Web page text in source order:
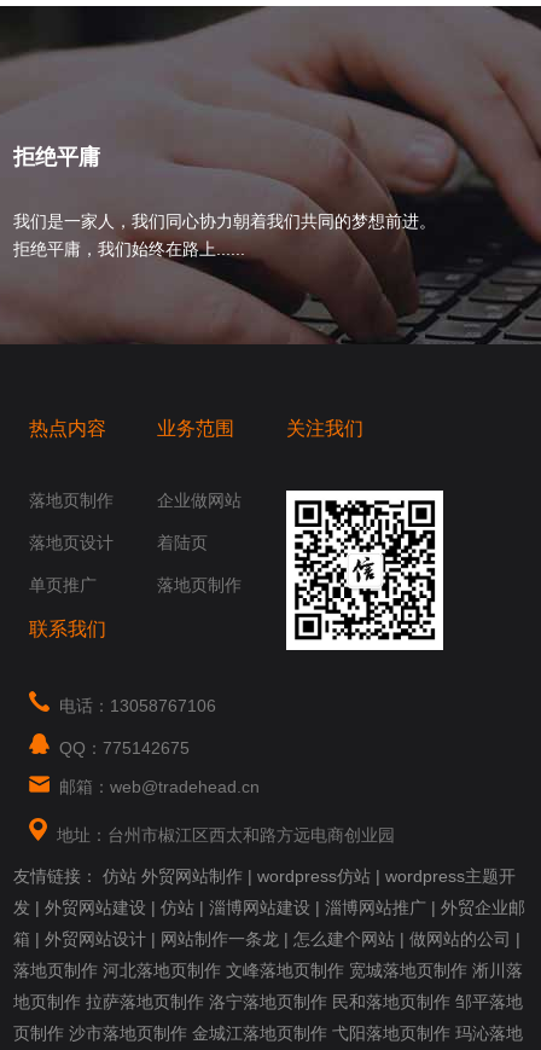
拒绝平庸
我们是一家人，我们同心协力朝着我们共同的梦想前进。
拒绝平庸，我们始终在路上......
热点内容
落地页制作
落地页设计
单页推广
业务范围
企业做网站
着陆页
落地页制作
关注我们
联系我们
电话：13058767106
QQ：775142675
邮箱：web@tradehead.cn
地址：台州市椒江区西太和路方远电商创业园
友情链接：仿站 外贸网站制作 |wordpress仿站 |wordpress主题开
发 |外贸网站建设 |仿站 |淄博网站建设 |淄博网站推广 |外贸企业邮
箱 |外贸网站设计 | 网站制作一条龙 |怎么建个网站 |做网站的公司 |
落地页制作 河北落地页制作 文峰落地页制作 宽城落地页制作 淅川落
地页制作 拉萨落地页制作 洛宁落地页制作 民和落地页制作 邹平落地
页制作 沙市落地页制作 金城江落地页制作 弋阳落地页制作 玛沁落地